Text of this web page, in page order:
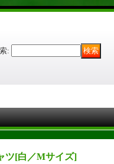
:
ツ[白／Mサイズ]